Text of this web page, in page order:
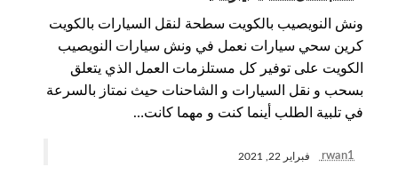
ونش النويصيب بالكويت سطحة لنقل السيارات بالكويت
كرين سحي سيارات نعمل في ونش سيارات النويصيب
الكويت على توفير كل مستلزمات العمل الذي يتعلق
بسحب و نقل السيارات و الشاحنات حيث نمتاز بالسرعة
في تلبية الطلب أينما كنت و مهما كانت…
rwan1 فبراير 22, 2021